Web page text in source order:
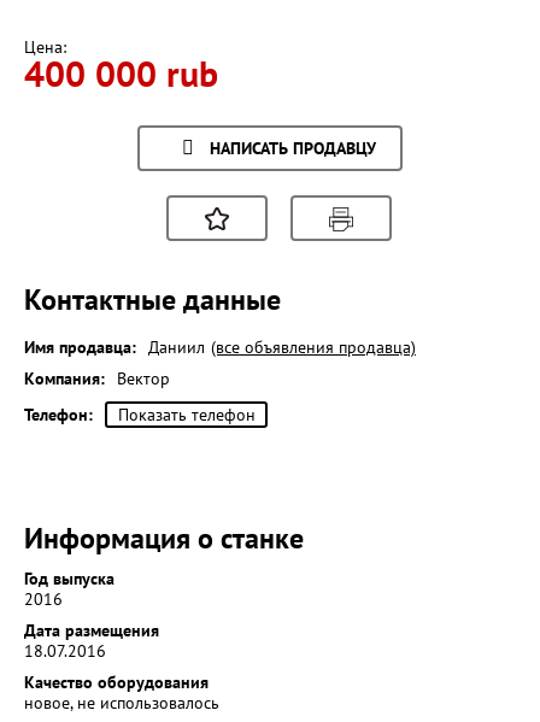
Цена:
400 000 rub
НАПИСАТЬ ПРОДАВЦУ
Контактные данные
Имя продавца: Даниил (все объявления продавца)
Компания:
Вектор
Телефон:
Показать телефон
Информация о станке
Год выпуска
2016
Дата размещения
18.07.2016
Качество оборудования
новое, не использовалось